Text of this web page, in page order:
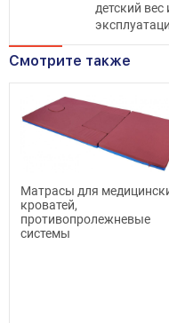
детский
Смотрите также
Матрасы для
кроватей,
противопролежневые
системы